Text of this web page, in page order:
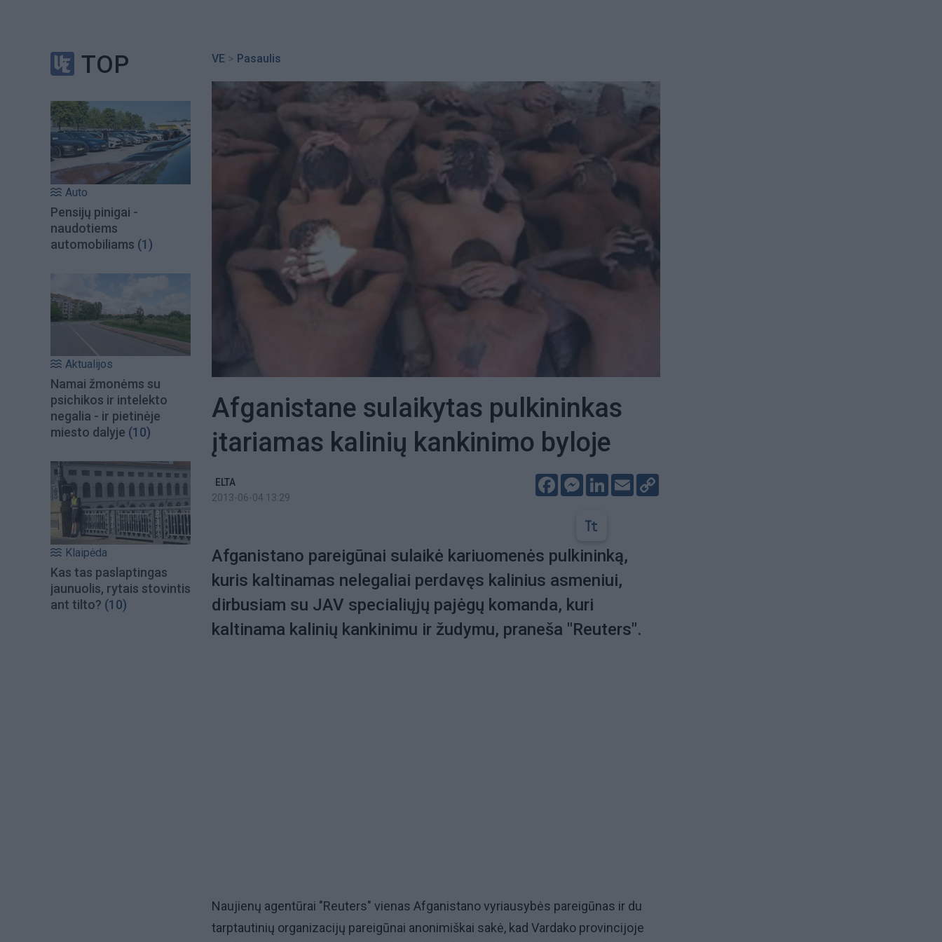
TOP
Auto
Pensijų pinigai -
naudotiems
automobiliams (1)
Aktualijos
Namai žmonėms su
psichikos ir intelekto
negalia - ir pietinėje
miesto dalyje (10)
Klaipėda
Kas tas paslaptingas
jaunuolis, rytais stovintis
ant tilto? (10)
VE > Pasaulis
Afganistane sulaikytas pulkininkas
įtariamas kalinių kankinimo byloje
ELTA
2013-06-04 13:29
FacebookMessenger
LinkedIn
Email
Afganistano pareigūnai sulaikė kariuomenės pulkininką,
kuris kaltinamas nelegaliai perdavęs kalinius asmeniui,
dirbusiam su JAV specialiųjų pajėgų komanda, kuri
kaltinama kalinių kankinimu ir žudymu, praneša "Reuters".
Naujienų agentūrai "Reuters" vienas Afganistano vyriausybės pareigūnas ir du
tarptautinių organizacijų pareigūnai anonimiškai sakė, kad Vardako provincijoje